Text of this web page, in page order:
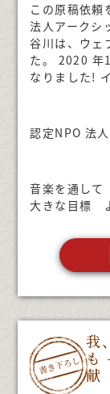
この原稿依頼
法人アークシ
谷川は、ウェ
た。 2020 年
なりました!
認定NPO 法
音楽を通して
大きな目標
我
も
献